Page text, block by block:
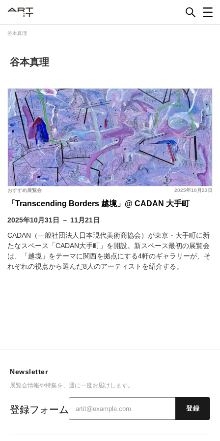
谷本真理
谷本真理
2025年10月23日
おすすめ展覧会
「Transcending Borders 越境」@ CADAN 大手町
2025年10月31日 － 11月21日
CADAN（⼀般社団法⼈⽇本現代美術商協会）が東京・大手町に新
たなスペース「CADAN大手町」を開設。新スペース最初の展覧会
は、「越境」をテーマに関西を拠点にする4軒のギャラリーが、そ
れぞれの視点から選んだ8人のアーティストを紹介する。
Newsletter
展覧会情報や特集を、週に一度お届けします。
登録フォーム 登録